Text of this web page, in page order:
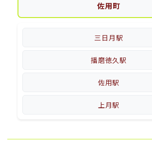
佐用町
三日月駅
播磨徳久駅
佐用駅
上月駅